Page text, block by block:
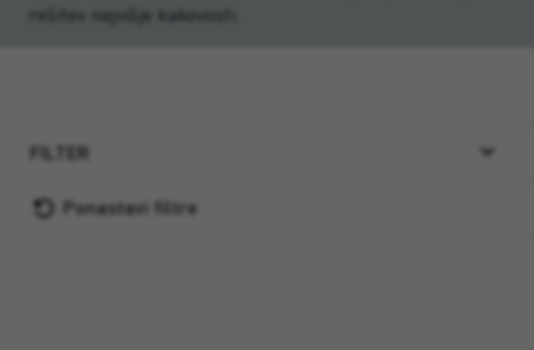
rešitev najvišje kakovosti.
FILTER
Ponastavi filtre